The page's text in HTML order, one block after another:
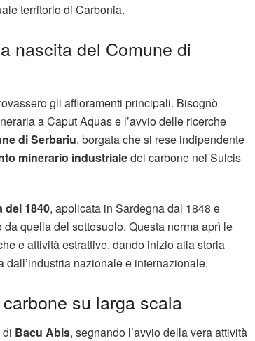
territorio di Carbonia.
nascita del Comune di
gli affioramenti principali. Bisognò
a Caput Aquas e l’avvio delle ricerche
di Serbariu, borgata che si rese indipendente
minerario industrialedel carbone nel Sulcis
del 1840, applicata in Sardegna dal 1848 e
quella del sottosuolo. Questa norma aprì le
e attività estrattive, dando inizio alla storia
dall’industria nazionale e internazionale.
su larga scala
Bacu Abis, segnando l’avvio della vera attività